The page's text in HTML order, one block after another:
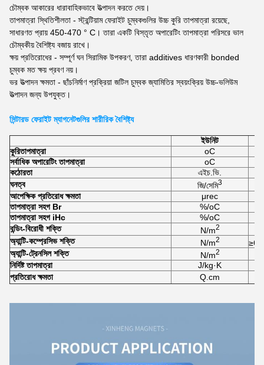
চৌম্বক আকারের ধারাবাহিকভাবে উত্পাদন করতে দেয়।
তাপমাত্রা স্থিতিশীলতা - স্ট্রন্টিয়াম ফেরাইট চুম্বকগুলির উচ্চ কুরি তাপমাত্রা রয়েছে,
সাধারণত প্রায় 450-470 ° C। তারা একটি বিস্তৃত অপারেটিং তাপমাত্রা পরিসরে ভাল
চৌম্বকীয় বৈশিষ্ট্য বজায় রাখে।
ক্ষয় প্রতিরোধের - সম্পূর্ণ ঘন সিরামিক উপকরণ, তারা additives ধারণকারী bonded
চুম্বক মত ক্ষয় প্রবণ নয়।
ভর উত্পাদন ক্ষমতা - ছাঁচনির্মাণ প্রক্রিয়া জটিল চুম্বক জ্যামিতির স্বয়ংক্রিয় উচ্চ-ভলিউম
উত্পাদন জন্য উপযুক্ত।
সিন্টারড ফেরাইট ম্যাগনেটগুলির শারীরিক বৈশিষ্ট্য
ইউনিট
কুরিতাপমাত্রা
oC
সর্বাধিক অপারেটিং তাপমাত্রা
oC
কঠোরতা
এইচ.ভি.
ঘনত্ব
জি/সেমি3
আপেক্ষিক প্রতিরোধ ক্ষমতা
μrec
তাপমাত্রা সহগ Br
%/oC
তাপমাত্রা সহগ iHc
%/oC
বন্ডিং-বিরোধী শক্তি
N/m2
অ্যান্টি-কম্প্রেসিভ শক্তি N/m2
অ্যান্টি-ট্রেনসিল শক্তি
N/m2
নির্দিষ্ট তাপমাত্রা
J/kg·K
প্রতিরোধ ক্ষমতা
Q.cm